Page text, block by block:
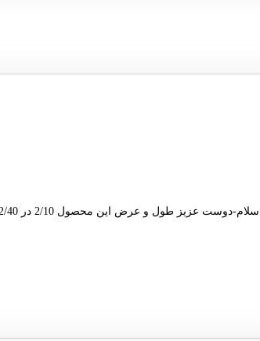
سلام-دوست عزیز طول و عرض این محصول 2/10 در 2/40 میباشد. 6 تیکه شامل دو رو بالشی، دو عدد رو کوسنی،یک ملافه و یک لحاف میباشد. با تشکر